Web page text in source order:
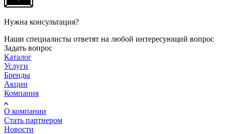
Нужна консультация?
Наши специалисты ответят на любой интересующий вопрос
Задать вопрос
Каталог
Услуги
Бренды
Акции
Компания
О компании
Стать партнером
Новости